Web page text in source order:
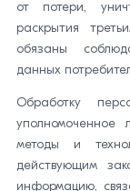
от потери,
раскрытия
обязаны
данных
Обработку
уполномоченное
методы и
действующим
информацию,